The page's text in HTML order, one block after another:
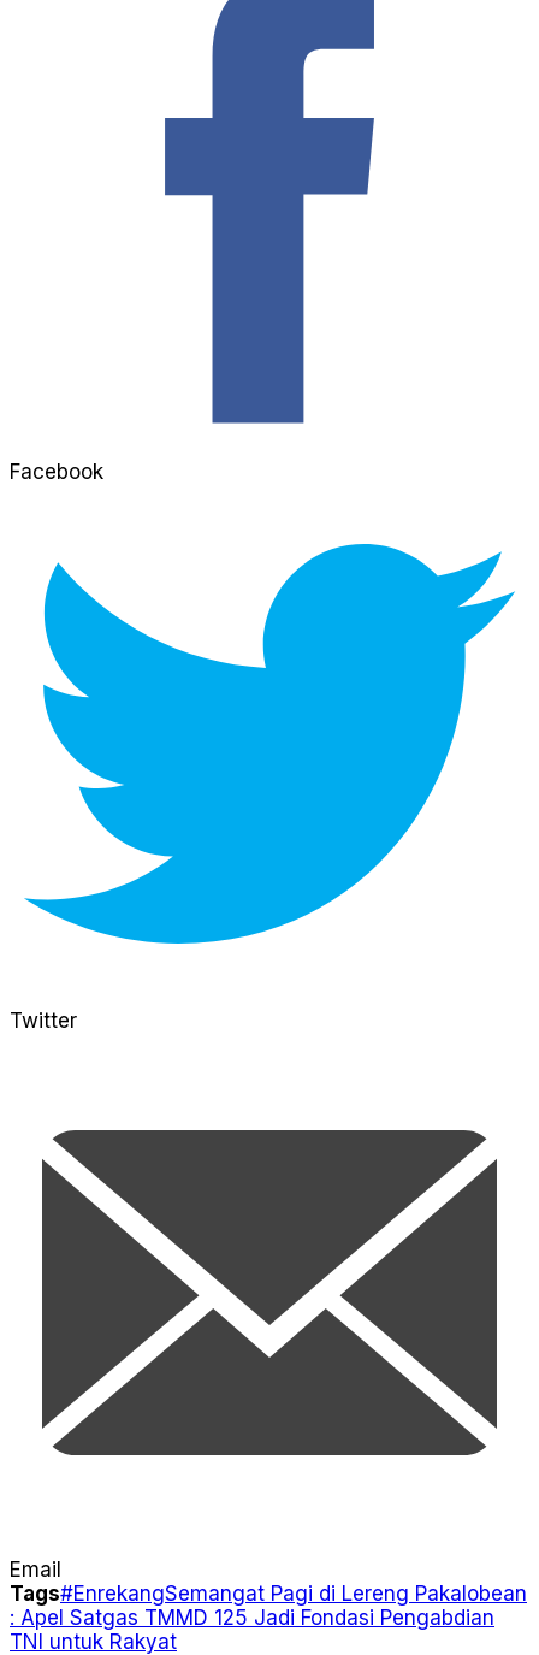
Facebook
Twitter
Email
Tags#EnrekangSemangat Pagi di Lereng Pakalobean
: Apel Satgas TMMD 125 Jadi Fondasi Pengabdian
TNI untuk Rakyat